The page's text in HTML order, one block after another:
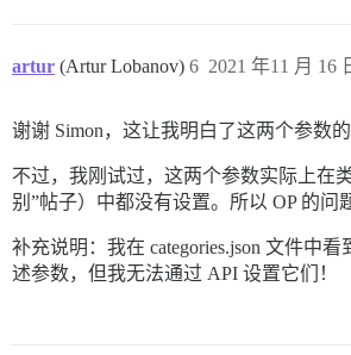
artur (Artur Lobanov) 2021 年11 月 16
6
谢谢 Simon，这让我明白了这两个参数的
不过，我刚试过，这两个参数实际上在
别”帖子）中都没有设置。所以 OP 的问
补充说明：我在 categories.json 文件中
述参数，但我无法通过 API 设置它们！